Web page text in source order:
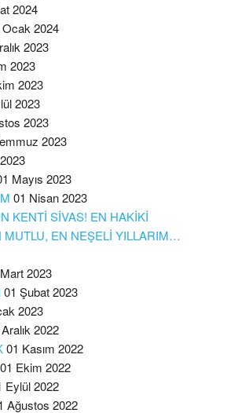
2024
2024
2023
2023
2023
2023
2023
2023
Mayıs 2023
01 Nisan 2023
KENTİ SİVAS! EN HAKİKİ
EN NEŞELİ YILLARIM…
2023
01 Şubat 2023
2023
2022
01 Kasım 2022
01 Ekim 2022
Eylül 2022
Ağustos 2022